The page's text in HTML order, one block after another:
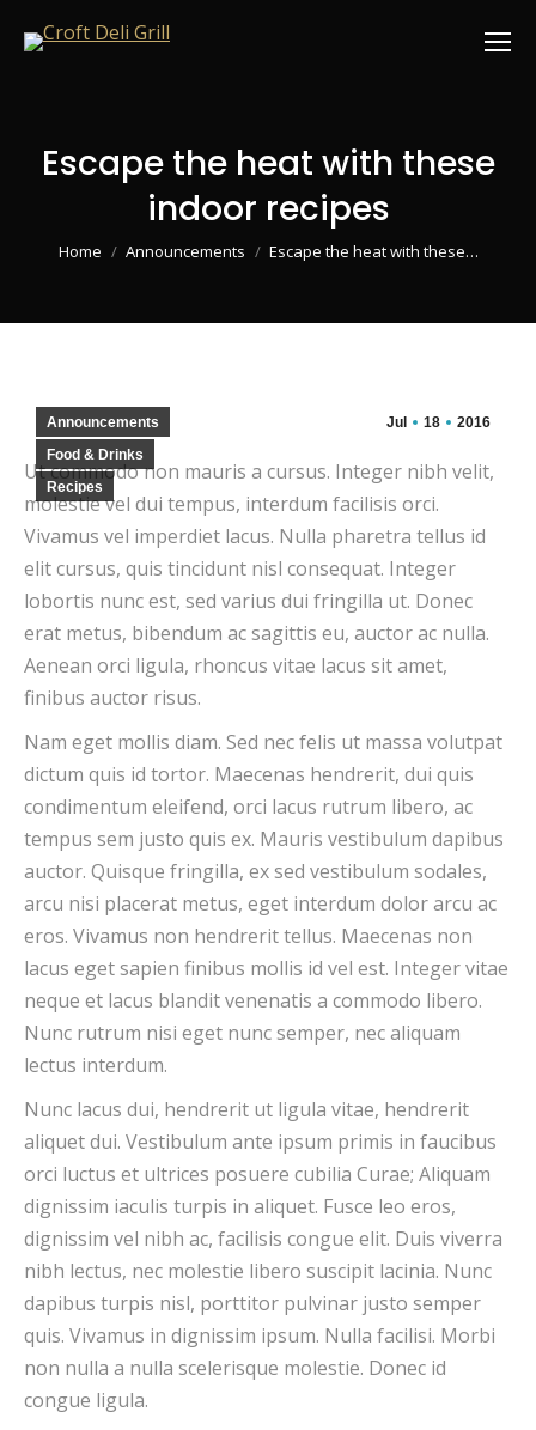
Escape the heat with these
indoor recipes
You are here:
Home Announcements Escape the heat with these…
Jul 18 2016
Announcements
Food & Drinks
Recipes
Ut commodo non mauris a cursus. Integer nibh velit,
molestie vel dui tempus, interdum facilisis orci.
Vivamus vel imperdiet lacus. Nulla pharetra tellus id
elit cursus, quis tincidunt nisl consequat. Integer
lobortis nunc est, sed varius dui fringilla ut. Donec
erat metus, bibendum ac sagittis eu, auctor ac nulla.
Aenean orci ligula, rhoncus vitae lacus sit amet,
finibus auctor risus.
Nam eget mollis diam. Sed nec felis ut massa volutpat
dictum quis id tortor. Maecenas hendrerit, dui quis
condimentum eleifend, orci lacus rutrum libero, ac
tempus sem justo quis ex. Mauris vestibulum dapibus
auctor. Quisque fringilla, ex sed vestibulum sodales,
arcu nisi placerat metus, eget interdum dolor arcu ac
eros. Vivamus non hendrerit tellus. Maecenas non
lacus eget sapien finibus mollis id vel est. Integer vitae
neque et lacus blandit venenatis a commodo libero.
Nunc rutrum nisi eget nunc semper, nec aliquam
lectus interdum.
Nunc lacus dui, hendrerit ut ligula vitae, hendrerit
aliquet dui. Vestibulum ante ipsum primis in faucibus
orci luctus et ultrices posuere cubilia Curae; Aliquam
dignissim iaculis turpis in aliquet. Fusce leo eros,
dignissim vel nibh ac, facilisis congue elit. Duis viverra
nibh lectus, nec molestie libero suscipit lacinia. Nunc
dapibus turpis nisl, porttitor pulvinar justo semper
quis. Vivamus in dignissim ipsum. Nulla facilisi. Morbi
non nulla a nulla scelerisque molestie. Donec id
congue ligula.